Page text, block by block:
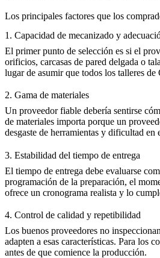
Los principales factores que los
1. Capacidad de mecanizado y
El primer punto de selección es si el
orificios, carcasas de pared delgada o
lugar de asumir que todos los talleres
2. Gama de materiales
Un proveedor fiable debería sentirse
de materiales importa porque un
desgaste de herramientas y dificultad en
3. Estabilidad del tiempo de entrega
El tiempo de entrega debe evaluarse
programación de la preparación, el
ofrece un cronograma realista y lo
4. Control de calidad y repetibilidad
Los buenos proveedores no
adapten a esas características. Para los
antes de que comience la producción.